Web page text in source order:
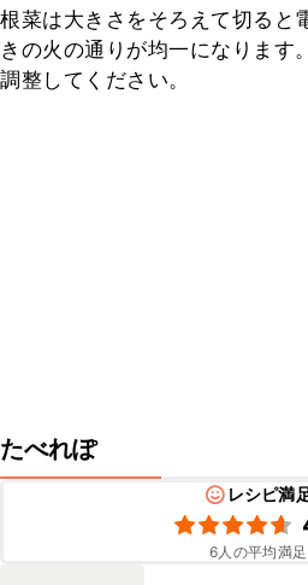
根菜は大きさをそろえて切ると
きの火の通りが均一になります
調整してください。
たべれぽ
レシピ満
6人の平均満